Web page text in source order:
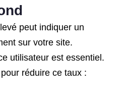
peut indiquer un
sur votre site.
utilisateur est essentiel.
réduire ce taux :